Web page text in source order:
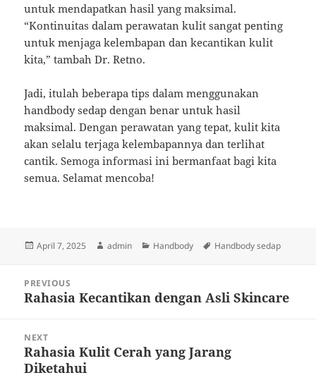
untuk mendapatkan hasil yang maksimal.
“Kontinuitas dalam perawatan kulit sangat penting
untuk menjaga kelembapan dan kecantikan kulit
kita,” tambah Dr. Retno.
Jadi, itulah beberapa tips dalam menggunakan
handbody sedap dengan benar untuk hasil
maksimal. Dengan perawatan yang tepat, kulit kita
akan selalu terjaga kelembapannya dan terlihat
cantik. Semoga informasi ini bermanfaat bagi kita
semua. Selamat mencoba!
Posted
April 7, 2025 Author
admin Categories
Handbody Tags
Handbody sedap
navigation
PREVIOUS
Previous
Rahasia Kecantikan dengan Asli Skincare
NEXT
Next
post:
Rahasia Kulit Cerah yang Jarang
Diketahui